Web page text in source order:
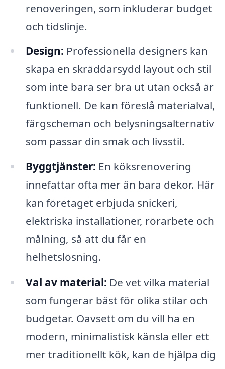
renoveringen, som inkluderar budget
och tidslinje.
Design: Professionella designers kan
skapa en skräddarsydd layout och stil
som inte bara ser bra ut utan också är
funktionell. De kan föreslå materialval,
färgscheman och belysningsalternativ
som passar din smak och livsstil.
Byggtjänster: En köksrenovering
innefattar ofta mer än bara dekor. Här
kan företaget erbjuda snickeri,
elektriska installationer, rörarbete och
målning, så att du får en
helhetslösning.
Val av material: De vet vilka material
som fungerar bäst för olika stilar och
budgetar. Oavsett om du vill ha en
modern, minimalistisk känsla eller ett
mer traditionellt kök, kan de hjälpa dig